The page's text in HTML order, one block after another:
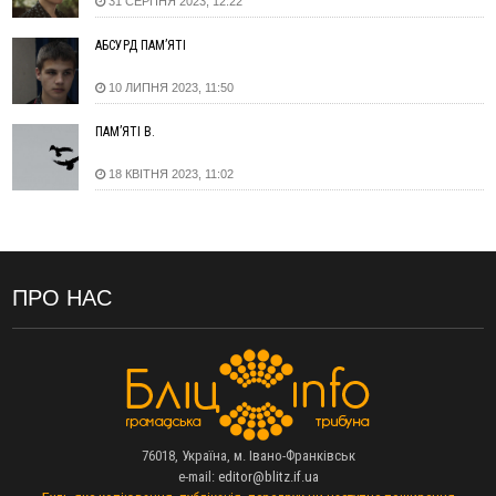
призначив штраф і 30 тисяч компенсації
11:17
У басейні Дністра встановилася гідрологічна посуха - рівні
води наблизилися до найнижчих показників
11:09
У Бурштині поблизу АЗС сталася масова бійка, поліція
з'ясовує обставини
ФОП із Житомира після купівлі права вимоги за 120
тисяч позивається до Франківська на понад 20 млн грн
05 Серпня
На лінії зіткнення загинув керівник пошукового загону
"Плацдарм" Олексій Юков
СБС за дві доби уразили 13 енергооб'єктів на окупованих
Українці подали рекордну кількість заяв до університетів.
Які спеціальності обирають
АБСУРД ПАМ’ЯТІ
10 ЛИПНЯ 2023, 11:50
ПАМ’ЯТІ В.
18 КВІТНЯ 2023, 11:02
ПРО НАС
76018, Україна, м. Івано-Франківськ
e-mail: editor@blitz.if.ua